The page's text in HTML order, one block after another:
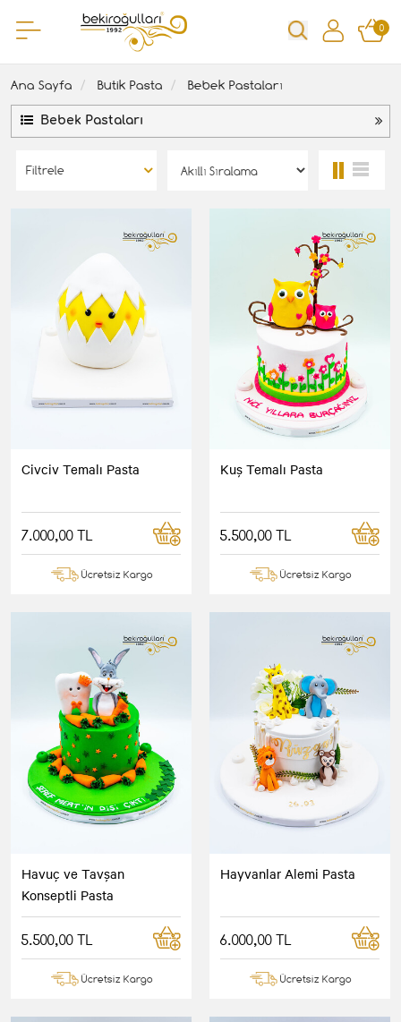
0
Ana Sayfa Butik Pasta Bebek Pastaları
Bebek Pastaları
Filtrele
Civciv Temalı Pasta
7.000,00 TL
Ücretsiz Kargo
Kuş Temalı Pasta
5.500,00 TL
Ücretsiz Kargo
Havuç ve Tavşan
Konseptli Pasta
5.500,00 TL
Ücretsiz Kargo
Hayvanlar Alemi Pasta
6.000,00 TL
Ücretsiz Kargo